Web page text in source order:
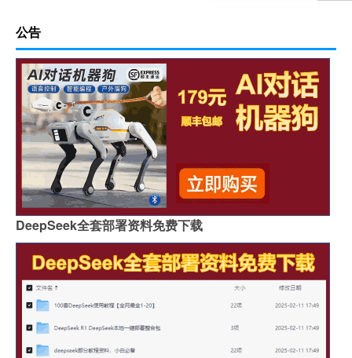
公告
DeepSeek全套部署资料免费下载